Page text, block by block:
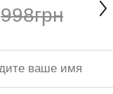
998грн